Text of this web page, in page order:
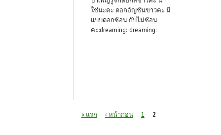
ใช่นะคะ ดอกอัญชันขาวคะ มี
แบบดอกซ้อน กับไม่ซ้อน
คะ:dreaming: :dreaming:
« แรก ‹ หน้าก่อน 1 2